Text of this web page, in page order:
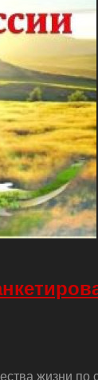
жизни